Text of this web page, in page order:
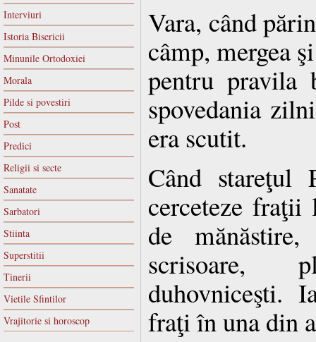
Interviuri
Istoria Bisericii
Minunile Ortodoxiei
Morala
Pilde si povestiri
Post
Predici
Religii si secte
Sanatate
Sarbatori
Stiinta
Superstitii
Tinerii
Vietile Sfintilor
Vrajitorie si horoscop
Vara, când
câmp, mergea
pentru pravila
spovedania
era scutit.
Când stareţul
cerceteze fraţii
de
scrisoare,
duhovniceşti.
fraţi în una din